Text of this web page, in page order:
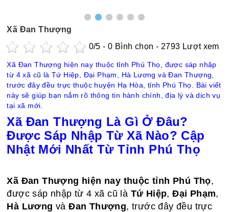
Xã Đan Thượng
0/5 -0 Bình chọn - 2793 Lượt xem
Xã Đan Thượng hiện nay thuộc tỉnh Phú Thọ, được sáp nhập
từ 4 xã cũ là Tứ Hiệp, Đại Phạm, Hà Lương và Đan Thượng,
trước đây đều trực thuộc huyện Hạ Hòa, tỉnh Phú Thọ. Bài viết
này sẽ giúp bạn nắm rõ thông tin hành chính, địa lý và dịch vụ
tại xã mới.
Xã Đan Thượng Là Gì Ở Đâu?
Được Sáp Nhập Từ Xã Nào? Cập
Nhật Mới Nhất Từ Tỉnh Phú Thọ
Xã Đan Thượng hiện nay thuộc tỉnh Phú Thọ,
được sáp nhập từ 4 xã cũ là Tứ Hiệp,Đại Phạm,
Hà Lương vàĐan Thượng, trước đây đều trực